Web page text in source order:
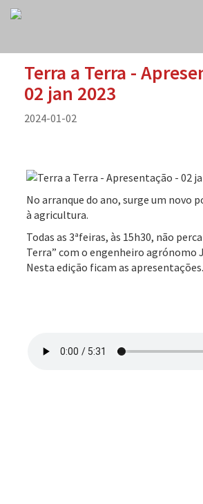
Terra a Terra -
02 jan 2023
2024-01-02
No arranque do ano, surge um novo
à agricultura.
Todas as 3ªfeiras, às 15h30, não
Terra” com o engenheiro agrónomo
Nesta edição ficam as apresentações.